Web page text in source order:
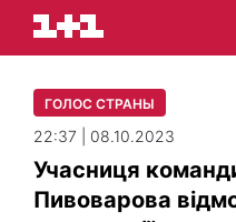
ГОЛОС СТРАНЫ
22:37 | 08.10.2023
Учасниця
Пивоварова